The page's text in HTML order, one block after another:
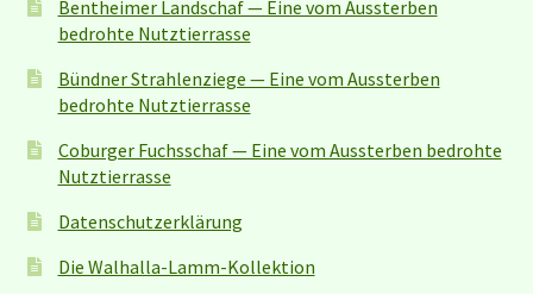
Bentheimer Landschaf — Eine vom Aussterben
bedrohte Nutztierrasse
Bündner Strahlenziege — Eine vom Aussterben
bedrohte Nutztierrasse
Coburger Fuchsschaf — Eine vom Aussterben bedrohte
Nutztierrasse
Datenschutzerklärung
Die Walhalla-Lamm-Kollektion